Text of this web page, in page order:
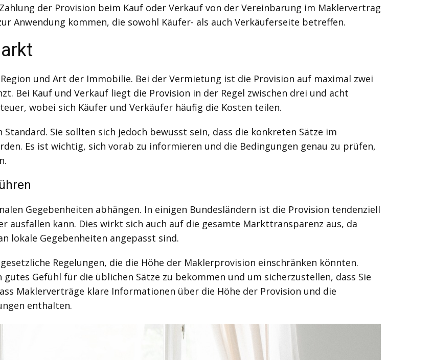
der Provision beim Kauf oder Verkauf von der Vereinbarung im Maklervertrag
Anwendung kommen, die sowohl Käufer- als auch Verkäuferseite betreffen.
und Art der Immobilie. Bei der Vermietung ist die Provision auf maximal zwei
Bei Kauf und Verkauf liegt die Provision in der Regel zwischen drei und acht
wobei sich Käufer und Verkäufer häufig die Kosten teilen.
Sie sollten sich jedoch bewusst sein, dass die konkreten Sätze im
Es ist wichtig, sich vorab zu informieren und die Bedingungen genau zu prüfen,
Gegebenheiten abhängen. In einigen Bundesländern ist die Provision tendenziell
ausfallen kann. Dies wirkt sich auch auf die gesamte Markttransparenz aus, da
lokale Gegebenheiten angepasst sind.
Regelungen, die die Höhe der Maklerprovision einschränken könnten.
Gefühl für die üblichen Sätze zu bekommen und um sicherzustellen, dass Sie
Maklerverträge klare Informationen über die Höhe der Provision und die
enthalten.